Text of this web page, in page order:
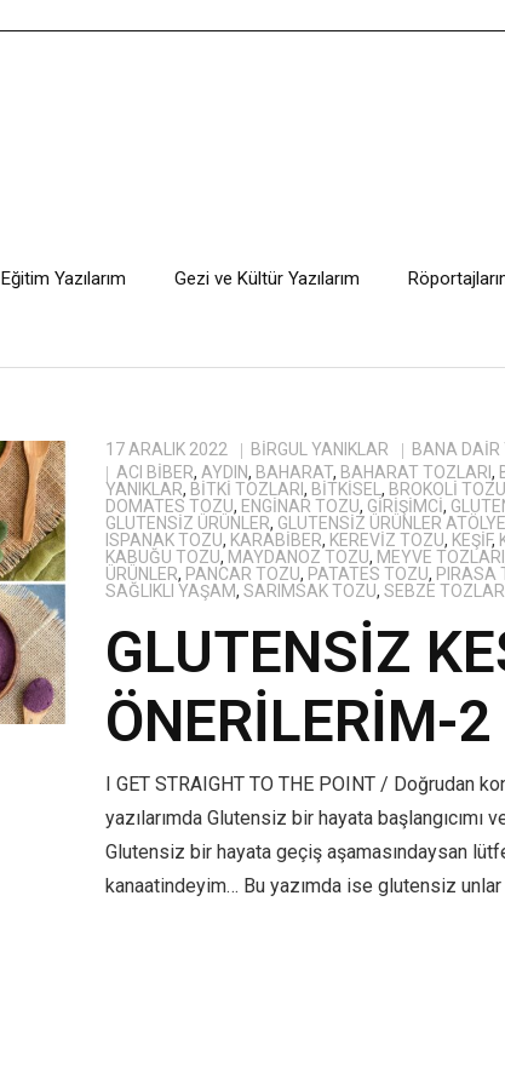
Eğitim Yazılarım Gezi ve Kültür Yazılarım
17 ARALIK 2022 BIRGÜL YANIKLAR
BANA DAIR
ACI BIBER, AYDIN, BAHARAT, BAHARAT TOZLARI ,
YANIKLAR, BITKI TOZLARI , BITKISEL , BROKOLI TOZU
DOMATES TOZU, ENGINAR TOZU, GIRIŞIMCI,
GLUTENSIZ ÜRÜNLER, GLUTENSIZ ÜRÜNLER
ISPANAK TOZU, KARABIBER, KEREVIZ TOZU, KEŞIF,
KABUĞU TOZU, MAYDANOZ TOZU, MEYVE TOZLARI
ÜRÜNLER, PANCAR TOZU, PATATES TOZU, PIRASA
SAĞLIKLI YAŞAM, SARIMSAK TOZU, SEBZE TOZLARI
GLUTENSİZ
ÖNERİLERİM-2
I GET STRAIGHT TO THE POINT / Doğrudan
yazılarımda Glutensiz bir hayata başlangıcımı
Glutensiz bir hayata geçiş aşamasındaysan
kanaatindeyim… Bu yazımda ise glutensiz